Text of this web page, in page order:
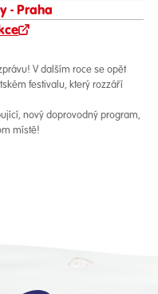
- Praha
V dalším roce se opět
festivalu, který rozzáří
nový doprovodný program,
místě!